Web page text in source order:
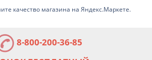
8-800-200-36-85